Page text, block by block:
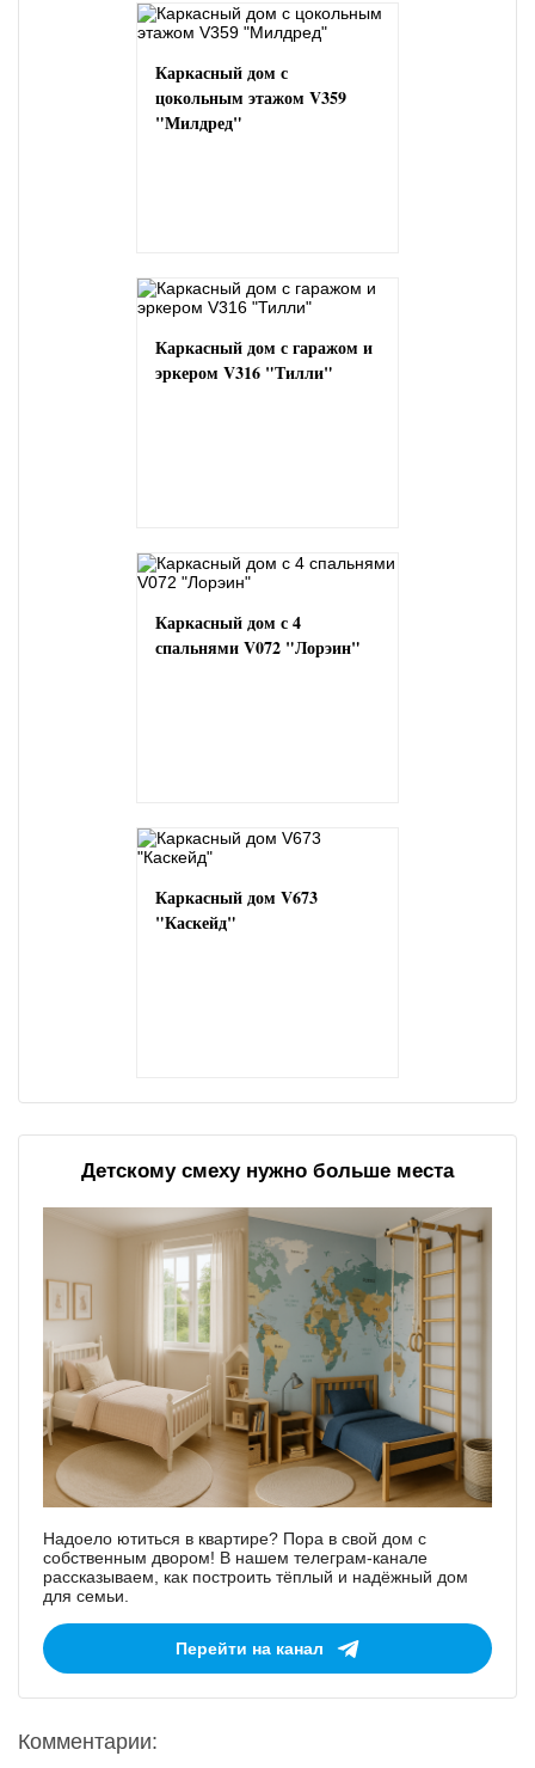
Каркасный дом с
цокольным этажом V359
"Милдред"
Каркасный дом с гаражом и
эркером V316 "Тилли"
Каркасный дом с 4
спальнями V072 "Лорэин"
Каркасный дом V673
"Каскейд"
Детскому смеху нужно больше места
Надоело ютиться в квартире? Пора в свой дом с
собственным двором! В нашем телеграм-канале
рассказываем, как построить тёплый и надёжный дом
для семьи.
Перейти на канал
Комментарии: